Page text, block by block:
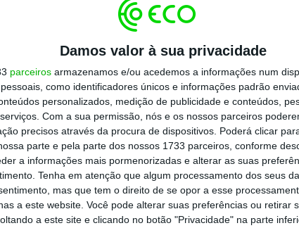
Damos valor à sua privacidade
parceiros armazenamos e/ou acedemos a informações num
como identificadores únicos e informações padrão
personalizados, medição de publicidade e conteúdos,
Com a sua permissão, nós e os nossos parceiros
precisos através da procura de dispositivos. Poderá clicar
parte e pela parte dos nossos 1733 parceiros, conforme
a informações mais pormenorizadas e alterar as suas
Tenha em atenção que algum processamento dos seus
mas que tem o direito de se opor a esse
a este website. Você pode alterar suas preferências ou retirar
a este site e clicando no botão "Privacidade" na parte
a Caracas este ano, “esta, infelizmente”,
Venezuela sofreu”.“Mas desde a primeira
fase, com o envio de equipas de
em 24 horas, enviar uma equipa de 64
sapadores, GNR, bombeiros”,
e efetivos experimentados, que
Marrocos, muito útil pelas capacidades
trouxeram.
que “a primeira fase, que é a de
e resgate, terminou” e que“hoje [quarta-